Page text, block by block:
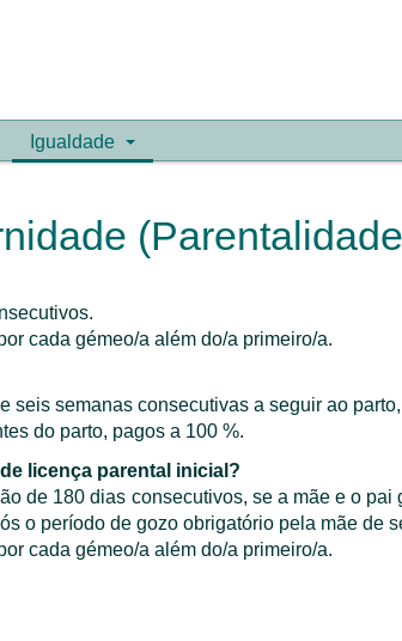
Igualdade
cada gémeo/a além do/a primeiro/a.
semanas consecutivas a seguir ao
do parto, pagos a 100 %.
licença parental inicial?
de 180 dias consecutivos, se a mãe e o
o período de gozo obrigatório pela mãe de
cada gémeo/a além do/a primeiro/a.